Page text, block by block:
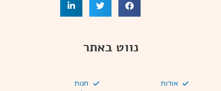
נווט באתר
אודות
חנות